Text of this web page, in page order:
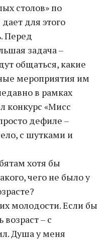
столов» по
для этого
Перед
задача –
общаться, какие
мероприятия им
в рамках
конкурс «Мисс
дефиле –
с шутками и
хотя бы
чего не было у
молодости. Если бы
– с
Душа у меня